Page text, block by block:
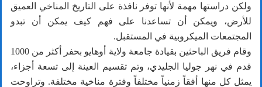
ولكن دراستها مهمة لأنها توفر نافذة على التاريخ المناخي العميق
للأرض، ويمكن أن تساعدنا على فهم كيف يمكن أن تبدو
المجتمعات الميكروبية في المستقبل.
وقام فريق الباحثين بقيادة جامعة ولاية أوهايو بحفر أكثر من 1000
قدم في نهر جوليا الجليدي، وتم تقسيم العينة إلى تسعة أجزاء،
يمثل كل منها أفقاً زمنياً مختلفاً وفترة مناخية مختلفة. وتراوحت